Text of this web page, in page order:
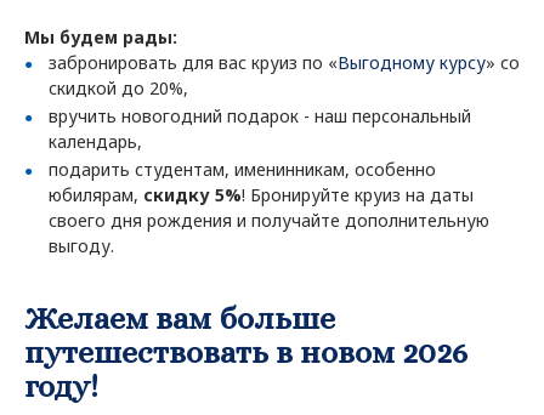
Мы будем рады:
забронировать для вас круиз по «Выгодному курсу» со
скидкой до 20%,
вручить новогодний подарок - наш персональный
календарь,
подарить студентам, именинникам, особенно
юбилярам, скидку 5%! Бронируйте круиз на даты
своего дня рождения и получайте дополнительную
выгоду.
Желаем вам больше
путешествовать в новом 2026
году!